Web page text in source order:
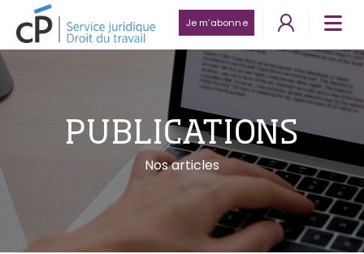
Je m’abonne
PUBLICATIONS
Nos articles